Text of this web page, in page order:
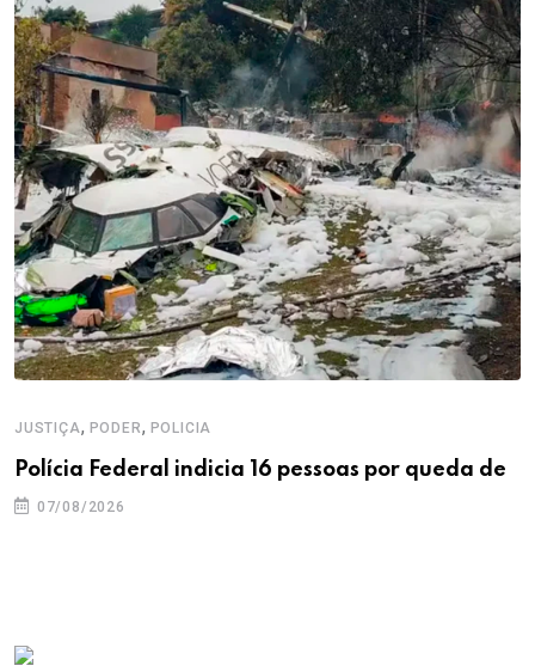
JUSTIÇA, PODER, POLICIA
Polícia Federal indicia 16 pessoas por queda de
07/08/2026